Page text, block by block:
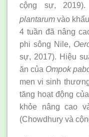
cộng sự,
plantarum vào
4 tuần đã nâng
phi sông Nile,
sự, 2017). Hiệu
ăn của Ompok
men vi sinh
tăng hoạt động
khỏe nâng cao
(Chowdhury và